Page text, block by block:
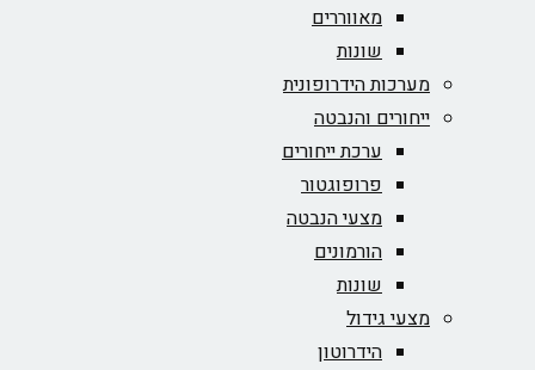
מאווררים
שונות
מערכות הידרופונית
ייחורים והנבטה
ערכת ייחורים
פרופוגטור
מצעי הנבטה
הורמונים
שונות
מצעי גידול
הידרוטון